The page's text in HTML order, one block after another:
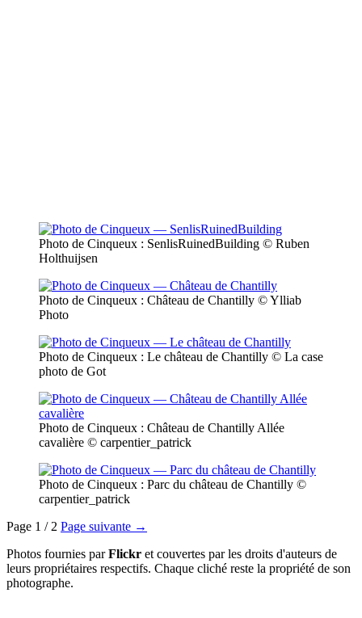
Photo de Cinqueux : SenlisRuinedBuilding © Ruben
Holthuijsen
Photo de Cinqueux : Château de Chantilly © Ylliab
Photo
Photo de Cinqueux : Le château de Chantilly © La case
photo de Got
Photo de Cinqueux : Château de Chantilly Allée
cavalière © carpentier_patrick
Photo de Cinqueux : Parc du château de Chantilly ©
carpentier_patrick
Page 1 / 2 Page suivante →
Photos fournies parFlickr et couvertes par les droits d'auteurs de
leurs propriétaires respectifs. Chaque cliché reste la propriété de son
photographe.